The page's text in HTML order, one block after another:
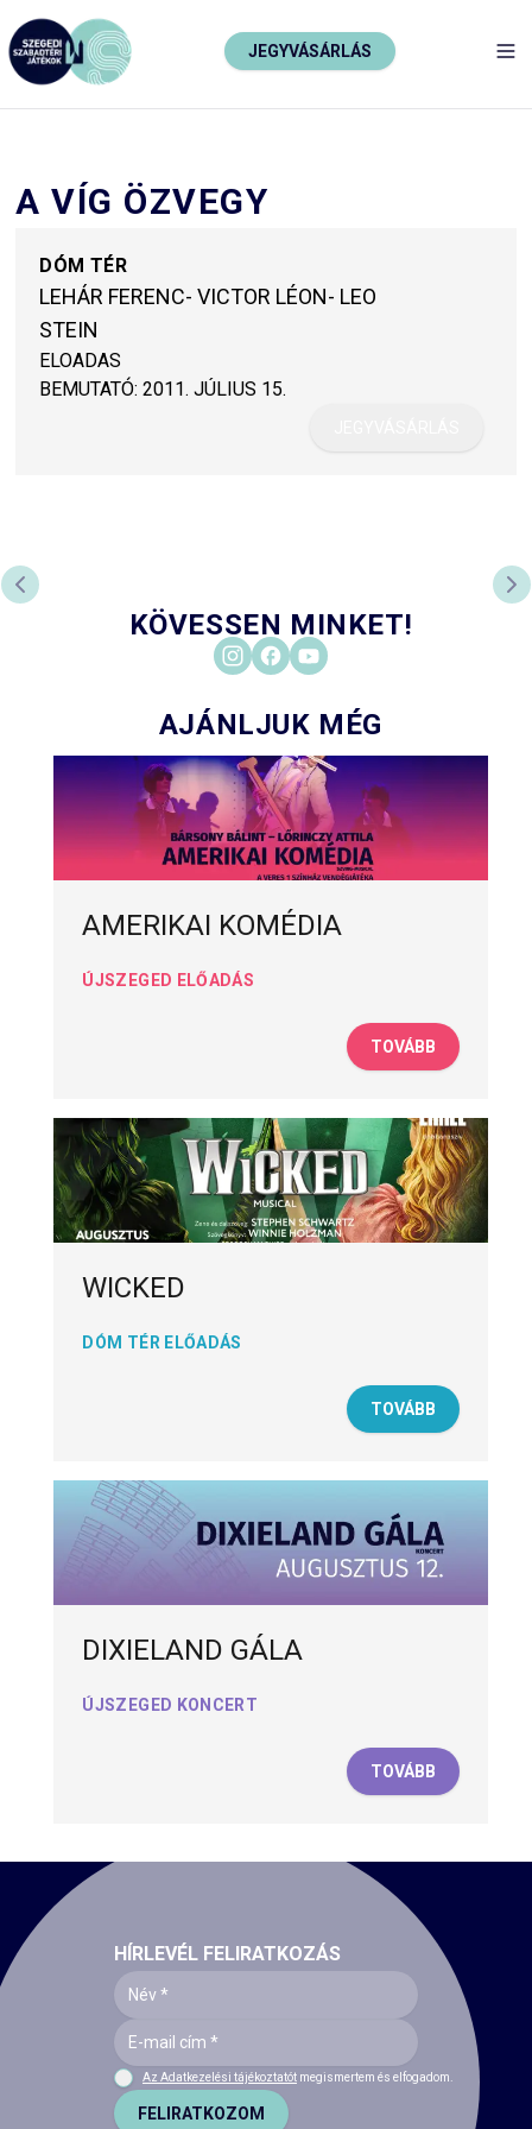
JEGYVÁSÁRLÁS
A VÍG ÖZVEGY
DÓM TÉR
LEHÁR FERENC- VICTOR LÉON- LEO
STEIN
ELOADAS
BEMUTATÓ: 2011. JÚLIUS 15.
PREVIOUS SLIDE
KÖVESSEN MINKET!
AJÁNLJUK MÉG
AMERIKAI KOMÉDIA
ÚJSZEGED ELŐADÁS
TOVÁBB
WICKED
DÓM TÉR ELŐADÁS
TOVÁBB
DIXIELAND GÁLA
ÚJSZEGED KONCERT
TOVÁBB
HÍRLEVÉL FELIRATKOZÁS
Az Adatkezelési tájékoztatót megismertem és elfogadom.
FELIRATKOZOM